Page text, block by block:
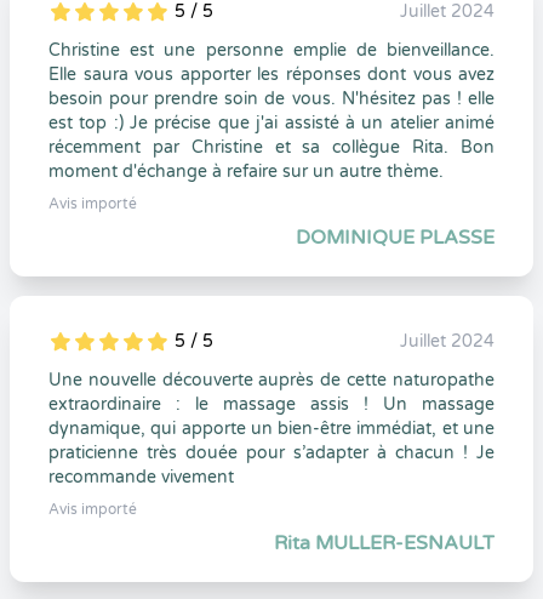
5
1
5
0 5 / 5
Juillet 2024
Christine est une personne emplie de bienveillance.
Elle saura vous apporter les réponses dont vous avez
besoin pour prendre soin de vous. N'hésitez pas ! elle
est top :) Je précise que j'ai assisté à un atelier animé
récemment par Christine et sa collègue Rita. Bon
moment d'échange à refaire sur un autre thème.
Avis importé
DOMINIQUE PLASSE
5
1
5
0 5 / 5
Juillet 2024
Une nouvelle découverte auprès de cette naturopathe
extraordinaire : le massage assis ! Un massage
dynamique, qui apporte un bien-être immédiat, et une
praticienne très douée pour s’adapter à chacun ! Je
recommande vivement
Avis importé
Rita MULLER-ESNAULT